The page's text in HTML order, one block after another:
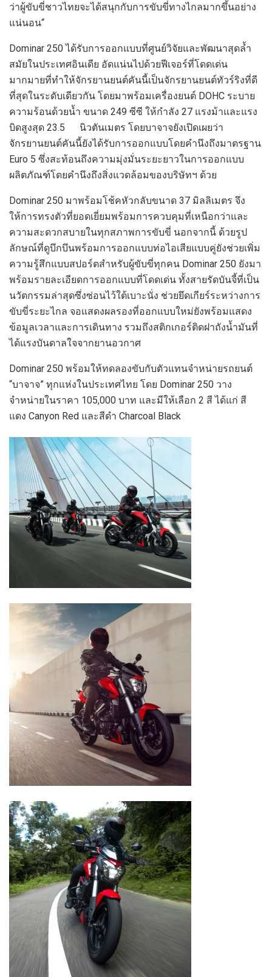
ว่าผู้ขับขี่ชาวไทยจะได้สนุกกับการขับขี่ทางไกลมากขึ้นอย่าง
แน่นอน“
Dominar 250ได้รับการออกแบบที่ศูนย์วิจัยและพัฒนาสุดล้ำ
สมัยในประเทศอินเดีย อัดแน่นไปด้วยฟีเจอร์ที่โดดเด่น
มากมายที่ทำให้จักรยานยนต์คันนี้เป็นจักรยานยนต์ทัวร์ริงที่ดี
ที่สุดในระดับเดียวกัน โดยมาพร้อมเครื่องยนต์ DOHC ระบาย
ความร้อนด้วยน้ำ ขนาด 249 ซีซี ให้กำลัง 27 แรงม้าและแรง
บิดสูงสุด 23.5 นิวตันเมตร โดยบาจาจยังเปิดเผยว่า
จักรยานยนต์คันนี้ยังได้รับการออกแบบโดยคำนึงถึงมาตรฐาน
Euro 5 ซึ่งสะท้อนถึงความมุ่งมั่นระยะยาวในการออกแบบ
ผลิตภัณฑ์โดยคำนึงถึงสิ่งแวดล้อมของบริษัทฯ ด้วย
Dominar 250 มาพร้อมโช้คหัวกลับขนาด 37 มิลลิเมตร จึง
ให้การทรงตัวที่ยอดเยี่ยมพร้อมการควบคุมที่เหนือกว่าและ
ความสะดวกสบายในทุกสภาพการขับขี่ นอกจากนี้ ด้วยรูป
ลักษณ์ที่ดูบึกบึนพร้อมการออกแบบท่อไอเสียแบบคู่ยังช่วยเพิ่ม
ความรู้สึกแบบสปอร์ตสำหรับผู้ขับขี่ทุกคน Dominar 250 ยังมา
พร้อมรายละเอียดการออกแบบที่โดดเด่น ทั้งสายรัดบันจี้ที่เป็น
นวัตกรรมล่าสุดซึ่งซ่อนไว้ใต้เบาะนั่ง ช่วยยึดเกียร์ระหว่างการ
ขับขี่ระยะไกล จอแสดงผลรองที่ออกแบบใหม่ยังพร้อมแสดง
ข้อมูลเวลาและการเดินทาง รวมถึงสติกเกอร์ติดฝาถังน้ำมันที่
ได้แรงบันดาลใจจากยานอวกาศ
Dominar 250 พร้อมให้ทดลองขับกับตัวแทนจำหน่ายรถยนต์
“บาจาจ” ทุกแห่งในประเทศไทย โดย Dominar 250 วาง
จำหน่ายในราคา 105,000 บาท และมีให้เลือก 2 สี ได้แก่ สี
แดง Canyon Red และสีดำ Charcoal Black